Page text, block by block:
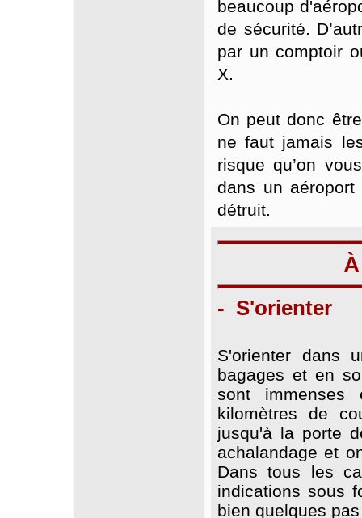
beaucoup
de sécurité.
par un comptoir
X.
On peut donc
ne faut jamais
risque qu’on
dans un
détruit.
- S'orienter
S'orienter dans
bagages et en
sont
kilomètres de
jusqu'à la porte
achalandage et
Dans tous les
indications sous
bien quelques